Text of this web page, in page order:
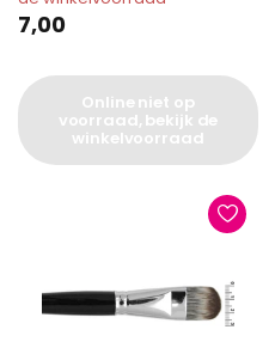
7,00
Online niet op
voorraad, bekijk de
winkelvoorraad